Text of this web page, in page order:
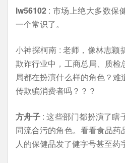
lw56102 : 市场上绝大多数保
一个常识了。
小神探柯南 : 老师，像林志颖
欺诈行业中，工商总局、质检
局都在扮演什么样的角色？
传欺骗消费者吗？？？
方舟子: 这些部门都扮演了瞎
同流合污的角色。看看食品药
人的保健品发了健字号甚至药